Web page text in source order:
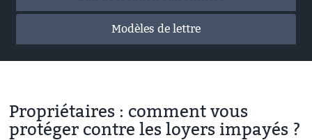
Modèles de lettre
Propriétaires : comment vous
protéger contre les loyers impayés ?